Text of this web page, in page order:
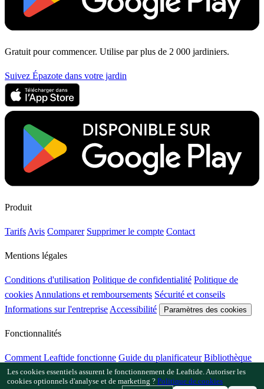
Gratuit pour commencer. Utilise par plus de 2 000 jardiniers.
Suivez Épazote dans votre jardin
Produit
Tarifs Avis Comparer Supprimer le compte Contact
Mentions légales
Conditions d'utilisation Politique de confidentialité Politique de
cookies Annulations et remboursements Sécurité et conseils
Informations sur l'entreprise Accessibilité Paramètres des cookies
Fonctionnalités
Comment Leaftide fonctionne Guide du planificateur Bibliothèque
de plantes Galerie de jardins
Les cookies essentiels assurent le fonctionnement de Leaftide. Autoriser les
cookies optionnels d'analyse et de marketing ? Politique de cookies